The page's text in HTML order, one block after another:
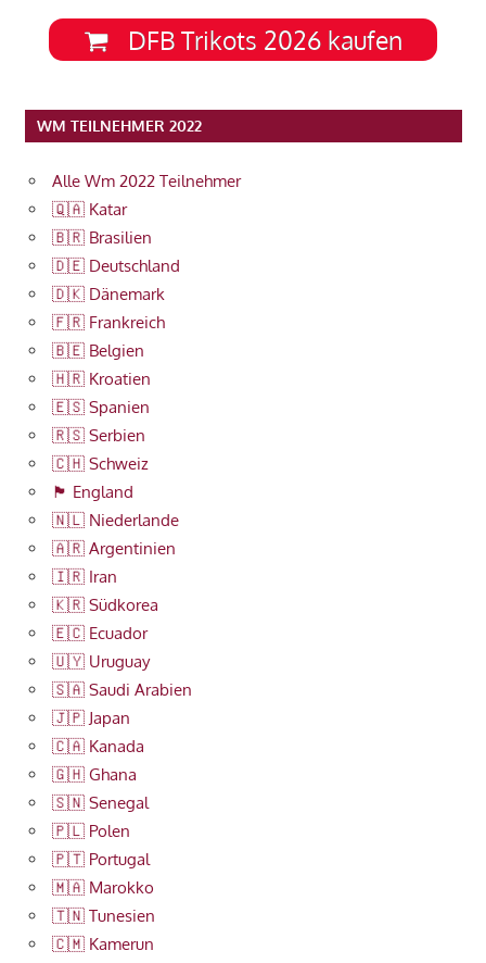
DFB Trikots 2026 kaufen
WM TEILNEHMER 2022
Alle Wm 2022 Teilnehmer
🇶🇦 Katar
🇧🇷 Brasilien
🇩🇪 Deutschland
🇩🇰 Dänemark
🇫🇷 Frankreich
🇧🇪 Belgien
🇭🇷 Kroatien
🇪🇸 Spanien
🇷🇸 Serbien
🇨🇭 Schweiz
🏴󠁧󠁢󠁥󠁮󠁧󠁿 England
🇳🇱 Niederlande
🇦🇷 Argentinien
🇮🇷 Iran
🇰🇷 Südkorea
🇪🇨 Ecuador
🇺🇾 Uruguay
🇸🇦 Saudi Arabien
🇯🇵 Japan
🇨🇦 Kanada
🇬🇭 Ghana
🇸🇳 Senegal
🇵🇱 Polen
🇵🇹 Portugal
🇲🇦 Marokko
🇹🇳 Tunesien
🇨🇲 Kamerun